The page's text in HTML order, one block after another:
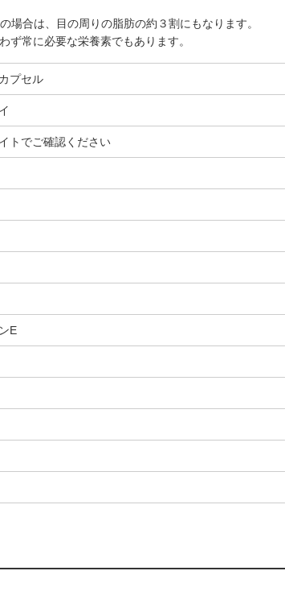
合は、目の周りの脂肪の約３割にもなります。
ず常に必要な栄養素でもあります。
プセル
トでご確認ください
E